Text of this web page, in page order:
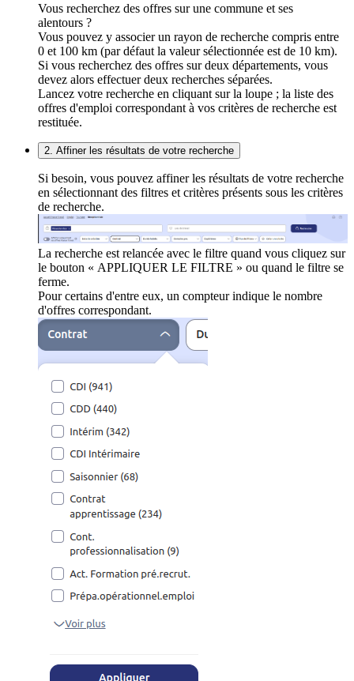
Vous recherchez des offres sur une commune et ses
alentours ?
Vous pouvez y associer un rayon de recherche compris entre
0 et 100 km (par défaut la valeur sélectionnée est de 10 km).
Si vous recherchez des offres sur deux départements, vous
devez alors effectuer deux recherches séparées.
Lancez votre recherche en cliquant sur la loupe ; la liste des
offres d'emploi correspondant à vos critères de recherche est
restituée.
2. Affiner les résultats de votre recherche
Si besoin, vous pouvez affiner les résultats de votre recherche
en sélectionnant des filtres et critères présents sous les critères
de recherche.
La recherche est relancée avec le filtre quand vous cliquez sur
le bouton « APPLIQUER LE FILTRE » ou quand le filtre se
ferme.
Pour certains d'entre eux, un compteur indique le nombre
d'offres correspondant.